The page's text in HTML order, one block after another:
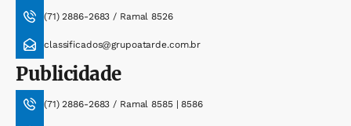
(71) 2886-2683 / Ramal 8526
classificados@grupoatarde.com.br
Publicidade
(71) 2886-2683 / Ramal 8585 | 8586